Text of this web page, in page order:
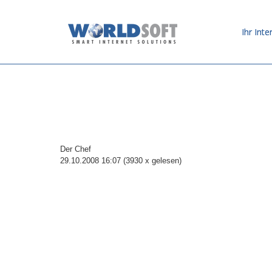
Ihr
Der Chef
29.10.2008 16:07 (3930 x gelesen)